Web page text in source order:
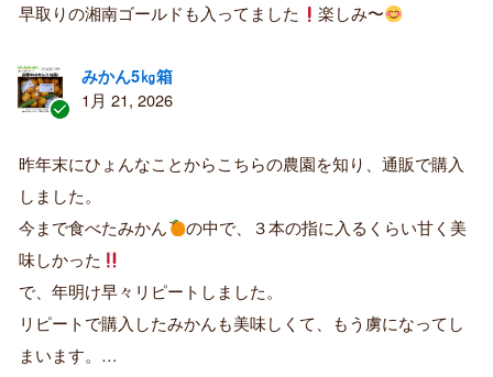
早取りの湘南ゴールドも入ってました
楽しみ〜
証
済
み
購
者
みかん5㎏箱
1月 21, 2026
昨年末にひょんなことからこちらの農園を知り、通販で購入
しました。
今まで食べたみかん
の中で、３本の指に入るくらい甘く美
味しかった
で、年明け早々リピートしました。
リピートで購入したみかんも美味しくて、もう虜になってし
まいます。…